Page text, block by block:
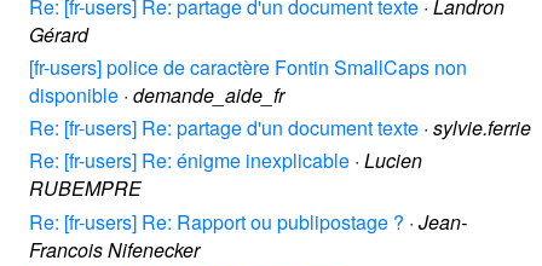
Re: [fr-users] Re: partage d'un document texte · Landron
Gérard
[fr-users] police de caractère Fontin SmallCaps non
disponible · demande_aide_fr
Re: [fr-users] Re: partage d'un document texte · sylvie.ferrie
Re: [fr-users] Re: énigme inexplicable · Lucien
RUBEMPRE
Re: [fr-users] Re: Rapport ou publipostage ? · Jean-
Francois Nifenecker